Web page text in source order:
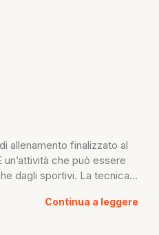
allenamento finalizzato al
che può essere
dagli sportivi. La tecnica...
Continua a leggere